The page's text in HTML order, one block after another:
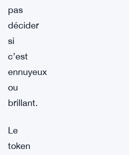
pas
décider
si
c’est
ennuyeux
ou
brillant.
Le
token